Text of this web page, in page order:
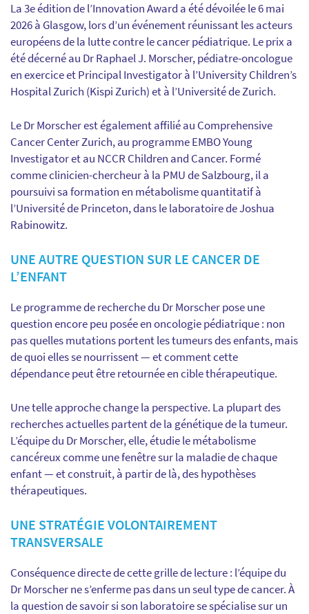
La 3e édition de l’Innovation Award a été dévoilée le 6 mai
2026 à Glasgow, lors d’un événement réunissant les acteurs
européens de la lutte contre le cancer pédiatrique. Le prix a
été décerné au Dr Raphael J. Morscher, pédiatre-oncologue
en exercice et Principal Investigator à l’University Children’s
Hospital Zurich (Kispi Zurich) et à l’Université de Zurich.
Le Dr Morscher est également affilié au Comprehensive
Cancer Center Zurich, au programme EMBO Young
Investigator et au NCCR Children and Cancer. Formé
comme clinicien-chercheur à la PMU de Salzbourg, il a
poursuivi sa formation en métabolisme quantitatif à
l’Université de Princeton, dans le laboratoire de Joshua
Rabinowitz.
UNE AUTRE QUESTION SUR LE CANCER DE
L’ENFANT
Le programme de recherche du Dr Morscher pose une
question encore peu posée en oncologie pédiatrique : non
pas quelles mutations portent les tumeurs des enfants, mais
de quoi elles se nourrissent — et comment cette
dépendance peut être retournée en cible thérapeutique.
Une telle approche change la perspective. La plupart des
recherches actuelles partent de la génétique de la tumeur.
L’équipe du Dr Morscher, elle, étudie le métabolisme
cancéreux comme une fenêtre sur la maladie de chaque
enfant — et construit, à partir de là, des hypothèses
thérapeutiques.
UNE STRATÉGIE VOLONTAIREMENT
TRANSVERSALE
Conséquence directe de cette grille de lecture : l’équipe du
Dr Morscher ne s’enferme pas dans un seul type de cancer. À
la question de savoir si son laboratoire se spécialise sur un